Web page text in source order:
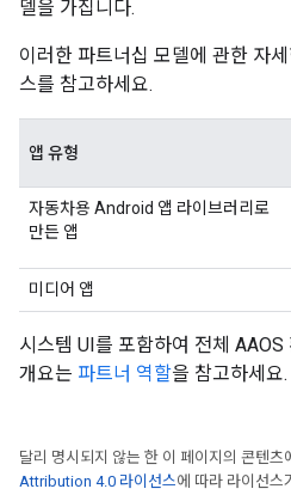
델을 가집니다.
이러한 파트너십 모델에 관한 자
스를 참고하세요.
앱 유형
자동차용 Android 앱 라이브러리로
만든 앱
미디어 앱
시스템 UI를 포함하여 전체
개요는 파트너 역할을 참고하세요.
달리 명시되지 않는 한 이 페이지의 콘텐츠
Attribution 4.0 라이선스에 따라 라이선스